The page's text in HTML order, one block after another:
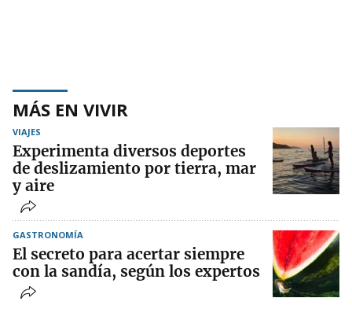
MÁS EN VIVIR
VIAJES
Experimenta diversos deportes
de deslizamiento por tierra, mar
y aire
GASTRONOMÍA
El secreto para acertar siempre
con la sandía, según los expertos